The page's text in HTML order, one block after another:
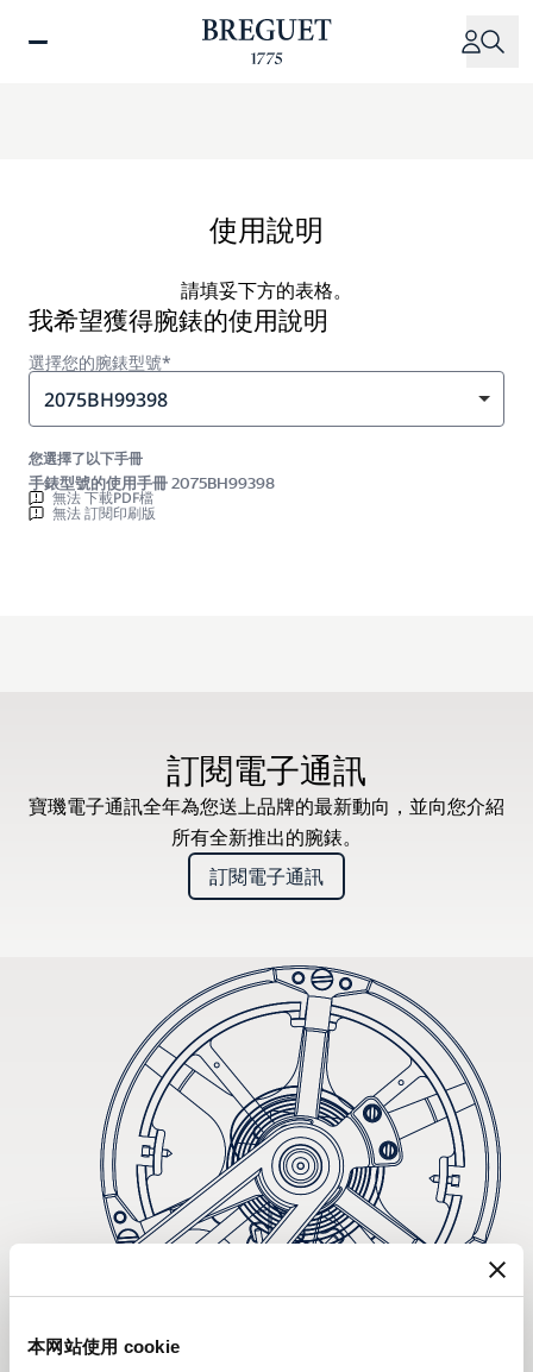
本网站使用 cookie
使用說明
請填妥下方的表格。
我希望獲得腕錶的使用說明
選擇您的腕錶型號*
2075BH99398
您選擇了以下手冊
手錶型號的使用手冊 2075BH99398
無法 下載PDF檔
無法 訂閱印刷版
訂閱電子通訊
寶璣電子通訊全年為您送上品牌的最新動向，並向您介紹
所有全新推出的腕錶。
訂閱電子通訊